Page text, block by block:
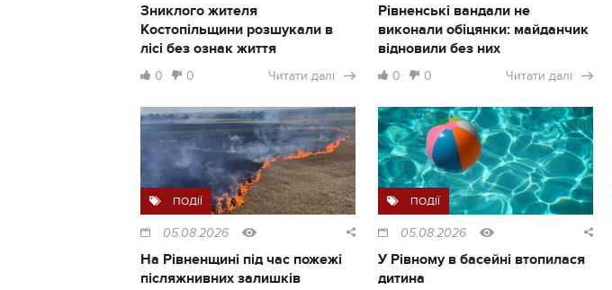
Зниклого жителя
Костопільщини розшукали в
лісі без ознак життя
0 0 Читати далі
Рівненські вандали не
виконали обіцянки: майданчик
відновили без них
0 0 Читати далі
ПОДІЇ
05.08.2026
На Рівненщині під час пожежі
післяжнивних залишків
ПОДІЇ
05.08.2026
У Рівному в басейні втопилася
дитина